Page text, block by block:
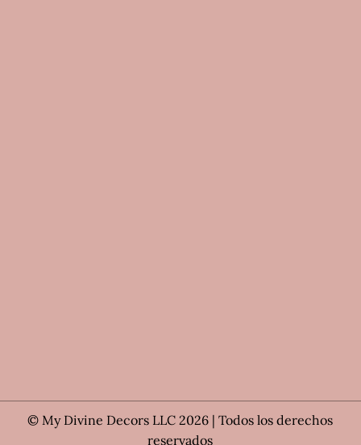
© My Divine Decors LLC 2026 | Todos los derechos
reservados